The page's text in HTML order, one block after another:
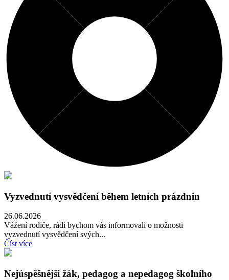
Vyzvednutí vysvědčení během letních prázdnin
26.06.2026
Vážení rodiče, rádi bychom vás informovali o možnosti
vyzvednutí vysvědčení svých...
Číst více
Nejúspěšnější žák, pedagog a nepedagog školního